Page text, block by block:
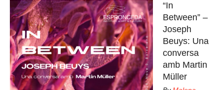
“In
Between” –
Joseph
Beuys: Una
conversa
amb Martin
Müller